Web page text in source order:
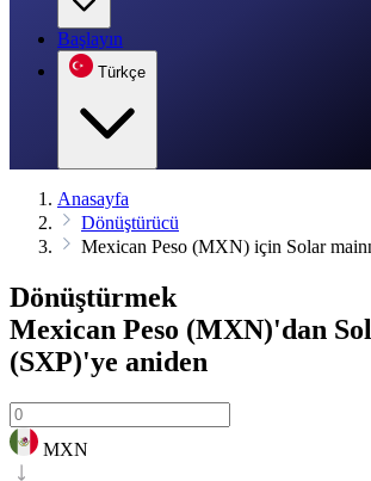
Başlayın
Türkçe
Anasayfa
Dönüştürücü
Mexican Peso (MXN) için Solar
Dönüştürmek
Mexican Peso (MXN)'dan
(SXP)'ye aniden
MXN